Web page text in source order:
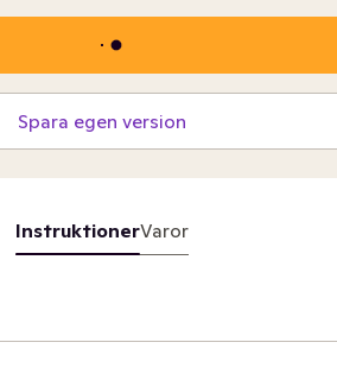
Spara egen version
InstruktionerVaror